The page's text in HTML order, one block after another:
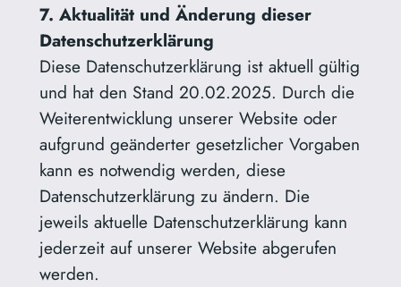
7. Aktualität und Änderung dieser
Datenschutzerklärung
Diese Datenschutzerklärung ist aktuell gültig
und hat den Stand 20.02.2025. Durch die
Weiterentwicklung unserer Website oder
aufgrund geänderter gesetzlicher Vorgaben
kann es notwendig werden, diese
Datenschutzerklärung zu ändern. Die
jeweils aktuelle Datenschutzerklärung kann
jederzeit auf unserer Website abgerufen
werden.